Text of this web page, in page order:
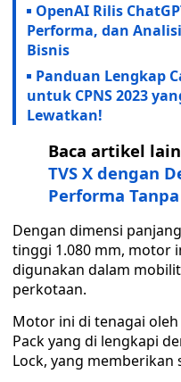
OpenAI Rilis
Performa, dan
Bisnis
Panduan Lengkap
untuk CPNS 2023
Lewatkan!
Baca artikel
TVS X dengan
Performa
Dengan dimensi
tinggi 1.080 mm, motor
digunakan dalam
perkotaan.
Motor ini di tenagai
Pack yang di lengkapi
Lock, yang memberikan